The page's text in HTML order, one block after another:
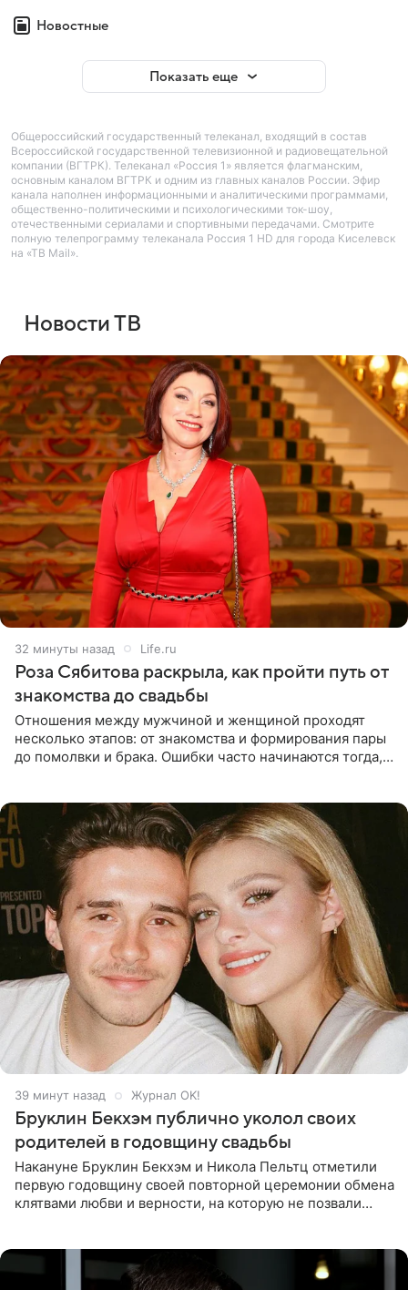
Новостные
Показать еще
Общероссийский государственный телеканал, входящий в состав
Всероссийской государственной телевизионной и радиовещательной
компании (ВГТРК). Телеканал «Россия 1» является флагманским,
основным каналом ВГТРК и одним из главных каналов России. Эфир
канала наполнен информационными и аналитическими программами,
общественно-политическими и психологическими ток-шоу,
отечественными сериалами и спортивными передачами. Смотрите
полную телепрограмму телеканала Россия 1 HD для города Киселевск
на «ТВ Mail».
Новости ТВ
32 минуты назад Life.ru
Роза Сябитова раскрыла, как пройти путь от
знакомства до свадьбы
Отношения между мужчиной и женщиной проходят
несколько этапов: от знакомства и формирования пары
до помолвки и брака. Ошибки часто начинаются тогда,
39 минут назад Журнал OK!
Бруклин Бекхэм публично уколол своих
родителей в годовщину свадьбы
Накануне Бруклин Бекхэм и Никола Пельтц отметили
первую годовщину своей повторной церемонии обмена
клятвами любви и верности, на которую не позвали